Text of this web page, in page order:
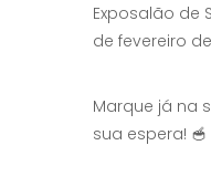
Exposalão de
de fevereiro
Marque já na
sua espera! 🥣